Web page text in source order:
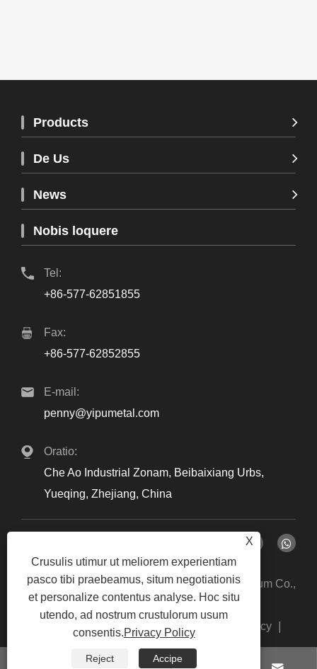
Products
De Us
News
Nobis loquere
Tel:
+86-577-62851855
Fax:
+86-577-62852855
E-mail:
penny@yipumetal.com
Oratio:
Che Ao Industrial Zonam, Beibaixiang Urbs,
Yueqing, Zhejiang, China
Copyright © 2024 Zhejiang Yipu Metal Vestibulum Co.,
Ltd. All Rights Reserved.
Sitemap | RSS XML Privacy Policy
X
Crusulis utimur ut meliorem experientiam
pasco tibi praebeamus, situm negotiationis
et personalize contentus analyse. Hoc situ
utendo, ad nostrum crustulorum usum
consentis.Privacy Policy
Reject Accipe